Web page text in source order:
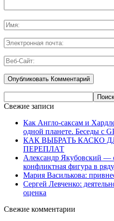
Свежие записи
Как Англо-саксам и
одной планете. Беседы с
КАК ВЫБРАТЬ КАСКО
ПЕРЕПЛАТ
Александр Якубовский —
конфликтная фигура в
Мария Василькова:
Сергей Левченко:
оценка
Свежие комментарии